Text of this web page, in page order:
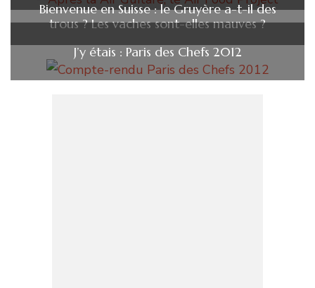
Bienvenue en Suisse : le Gruyère a-t-il des
trous ? Les vaches sont-elles mauves ?
J’y étais : Paris des Chefs 2012